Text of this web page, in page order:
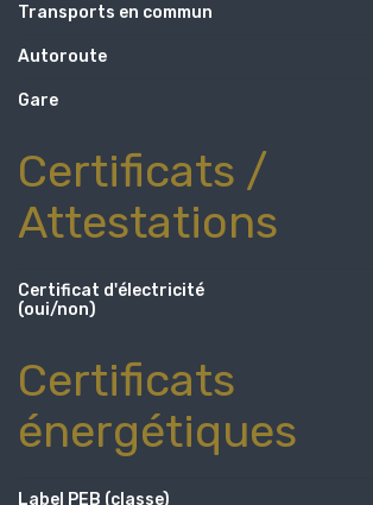
Transports en commun
Autoroute
Gare
Certificats /
Attestations
Certificat d'électricité
(oui/non)
Certificats
énergétiques
Label PEB (classe)